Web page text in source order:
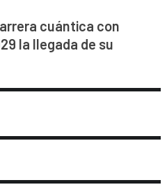
cuántica con
la llegada de su